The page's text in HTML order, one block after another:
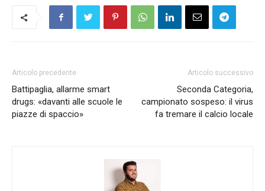
Articolo precedente
Battipaglia, allarme smart
drugs: «davanti alle scuole le
piazze di spaccio»
Articolo successivo
Seconda Categoria,
campionato sospeso: il virus
fa tremare il calcio locale